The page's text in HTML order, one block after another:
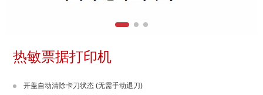
热敏票据打印机
开盖自动清除卡刀状态 (无需手动退刀)